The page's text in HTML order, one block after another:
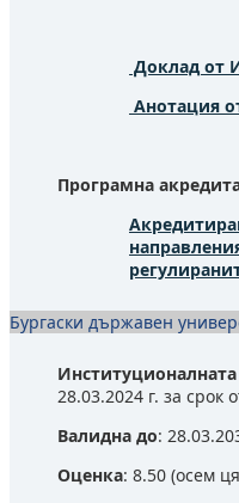
Доклад от
Анотация
Програмна
Бургаски държавен
28.03.2024 г. за срок
Валидна до:
Оценка: 8.50 (осем